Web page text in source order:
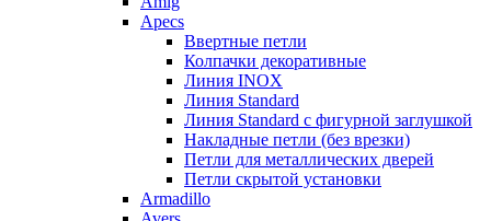
Apecs
Ввертные петли
Колпачки декоративные
Линия INOX
Линия Standard
Линия Standard с фигурной заглушкой
Накладные петли (без врезки)
Петли для металлических дверей
Петли скрытой установки
Armadillo